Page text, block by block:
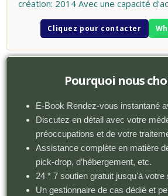
création: 2014 Avec une capacité
Cliquez pour contacter
Pourquoi nous
E-Book Rendez-vous instantané
Discutez en détail avec votre
préoccupations et de votre
Assistance complète en matière
pick-drop, d’hébergement, etc.
24 * 7 soutien gratuit jusqu'à votre
Un gestionnaire de cas dédié et